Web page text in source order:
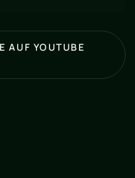
AUF YOUTUBE